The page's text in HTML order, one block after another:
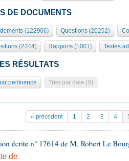
DE DOCUMENTS
(122906) Questions (20252)
(2244) Rapports (1001) Textes
RÉSULTATS
pertinence Trier par date (X)
« précedent 1 2 3 4
écrite n° 17614 de M. Robert Le
de